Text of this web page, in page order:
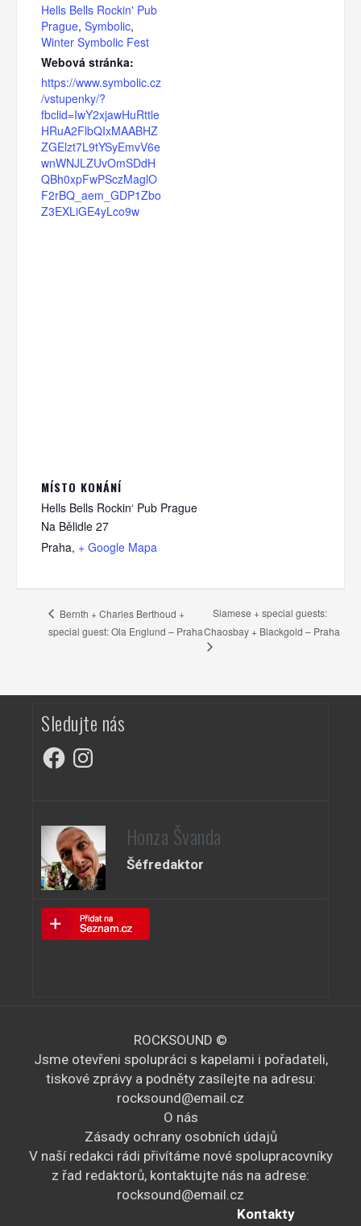
Hells Bells Rockin' Pub
Prague, Symbolic,
Winter Symbolic Fest
Webová stránka:
https://www.symbolic.cz
/vstupenky/?
fbclid=IwY2xjawHuRttle
HRuA2FlbQIxMAABHZ
ZGElzt7L9tYSyEmvV6e
wnWNJLZUvOmSDdH
QBh0xpFwPSczMaglO
F2rBQ_aem_GDP1Zbo
Z3EXLiGE4yLco9w
MÍSTO KONÁNÍ
Hells Bells Rockin‘ Pub Prague
Na Bělidle 27
Praha, + Google Mapa
Bernth + Charles Berthoud +
special guest: Ola Englund – Praha
Siamese + special guests:
Chaosbay + Blackgold – Praha
Sledujte nás
FacebookInstagram
Honza Švanda
Šéfredaktor
ROCKSOUND ©
Jsme otevřeni spolupráci s kapelami i pořadateli,
tiskové zprávy a podněty zasílejte na adresu:
rocksound@email.cz
O nás
Zásady ochrany osobních údajů
V naší redakci rádi přivítáme nové spolupracovníky
z řad redaktorů, kontaktujte nás na adrese:
rocksound@email.cz
Kontakty